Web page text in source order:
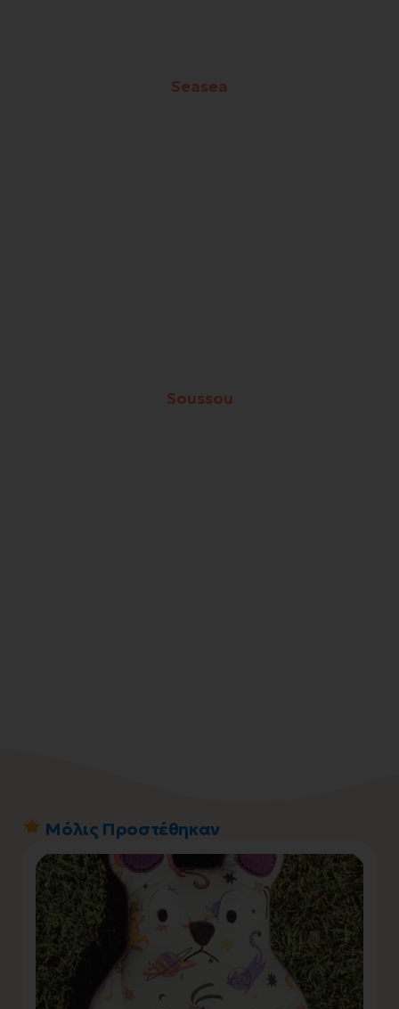
Seasea
Soussou
Μόλις Προστέθηκαν